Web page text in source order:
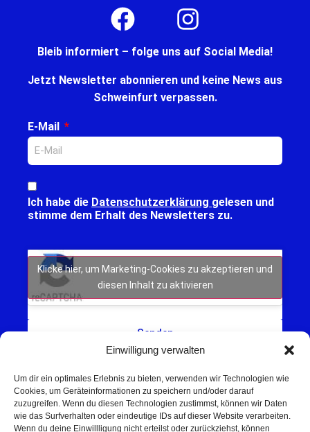
Einwilligung verwalten
Um dir ein optimales Erlebnis zu bieten, verwenden wir Technologien wie
Cookies, um Geräteinformationen zu speichern und/oder darauf
zuzugreifen. Wenn du diesen Technologien zustimmst, können wir Daten
wie das Surfverhalten oder eindeutige IDs auf dieser Website verarbeiten.
Wenn du deine Einwillligung nicht erteilst oder zurückziehst, können
Bleib informiert – folge uns auf Social Media!
Jetzt Newsletter abonnieren und keine News aus
Schweinfurt verpassen.
E-Mail
Ich habe die Datenschutzerklärung gelesen und
stimme dem Erhalt des Newsletters zu.
Klicke hier, um Marketing-Cookies zu akzeptieren und
diesen Inhalt zu aktivieren
Senden